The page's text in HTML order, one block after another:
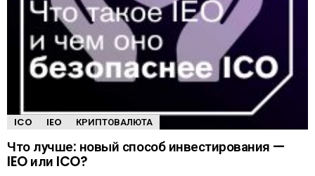
ICO IEO КРИПТОВАЛЮТА
Что лучше: новый способ инвестирования —
IEO или ICO?